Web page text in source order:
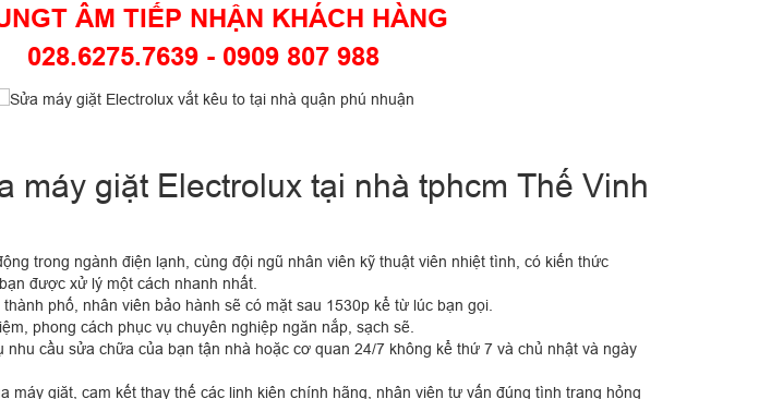
ÂM TIẾP NHẬN KHÁCH HÀNG
028.6275.7639 - 0909 807 988
máy giặt Electrolux tại nhà tphcm Thế Vinh
trong ngành điện lạnh, cùng đội ngũ nhân viên kỹ thuật viên nhiệt tình, có kiến thức
được xử lý một cách nhanh nhất.
phố, nhân viên bảo hành sẽ có mặt sau 15­30p kể từ lúc bạn gọi.
phong cách phục vụ chuyên nghiệp ngăn nắp, sạch sẽ.
nhu cầu sửa chữa của bạn tận nhà hoặc cơ quan 24/7 không kể thứ 7 và chủ nhật và ngày
máy giặt, cam kết thay thế các linh kiện chính hãng, nhân viên tư vấn đúng tình trạng hỏng